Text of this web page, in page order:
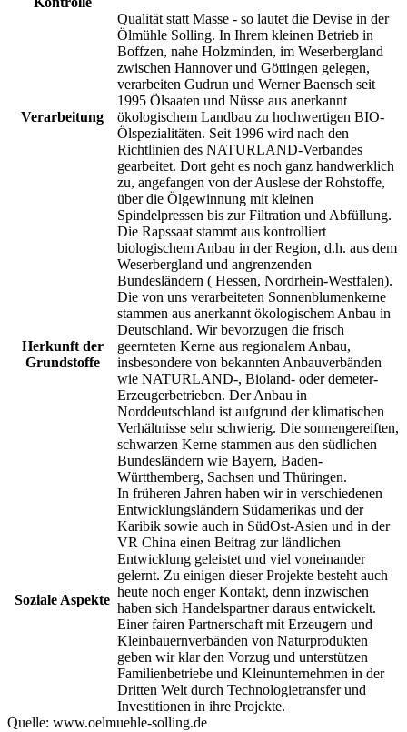
Verarbeitung
Qualität statt Masse - so lautet die Devise in der
Ölmühle Solling. In Ihrem kleinen Betrieb in
Boffzen, nahe Holzminden, im Weserbergland
zwischen Hannover und Göttingen gelegen,
verarbeiten Gudrun und Werner Baensch seit
1995 Ölsaaten und Nüsse aus anerkannt
ökologischem Landbau zu hochwertigen BIO-
Ölspezialitäten. Seit 1996 wird nach den
Richtlinien des NATURLAND-Verbandes
gearbeitet. Dort geht es noch ganz handwerklich
zu, angefangen von der Auslese der Rohstoffe,
über die Ölgewinnung mit kleinen
Spindelpressen bis zur Filtration und Abfüllung.
Herkunft der
Grundstoffe
Die Rapssaat stammt aus kontrolliert
biologischem Anbau in der Region, d.h. aus dem
Weserbergland und angrenzenden
Bundesländern ( Hessen, Nordrhein-Westfalen).
Die von uns verarbeiteten Sonnenblumenkerne
stammen aus anerkannt ökologischem Anbau in
Deutschland. Wir bevorzugen die frisch
geernteten Kerne aus regionalem Anbau,
insbesondere von bekannten Anbauverbänden
wie NATURLAND-, Bioland- oder demeter-
Erzeugerbetrieben. Der Anbau in
Norddeutschland ist aufgrund der klimatischen
Verhältnisse sehr schwierig. Die sonnengereiften,
schwarzen Kerne stammen aus den südlichen
Bundesländern wie Bayern, Baden-
Württhemberg, Sachsen und Thüringen.
Soziale Aspekte
In früheren Jahren haben wir in verschiedenen
Entwicklungsländern Südamerikas und der
Karibik sowie auch in SüdOst-Asien und in der
VR China einen Beitrag zur ländlichen
Entwicklung geleistet und viel voneinander
gelernt. Zu einigen dieser Projekte besteht auch
heute noch enger Kontakt, denn inzwischen
haben sich Handelspartner daraus entwickelt.
Einer fairen Partnerschaft mit Erzeugern und
Kleinbauernverbänden von Naturprodukten
geben wir klar den Vorzug und unterstützen
Familienbetriebe und Kleinunternehmen in der
Dritten Welt durch Technologietransfer und
Investitionen in ihre Projekte.
Quelle: www.oelmuehle-solling.de